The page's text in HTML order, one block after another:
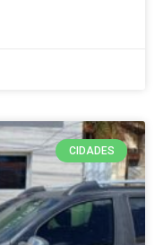
CIDADES